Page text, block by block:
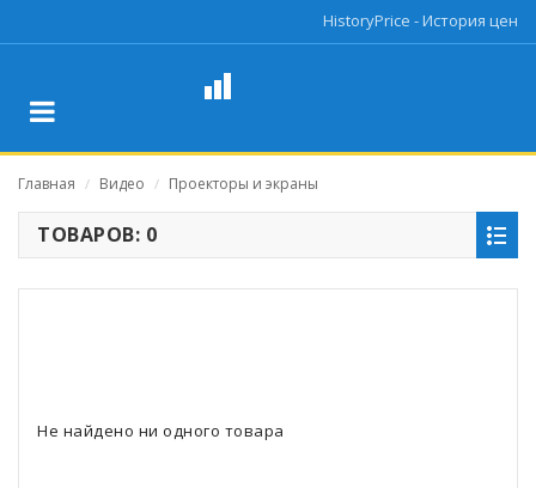
HistoryPrice - История цен
Главная / Видео / Проекторы и экраны
ТОВАРОВ: 0
Не найдено ни одного товара